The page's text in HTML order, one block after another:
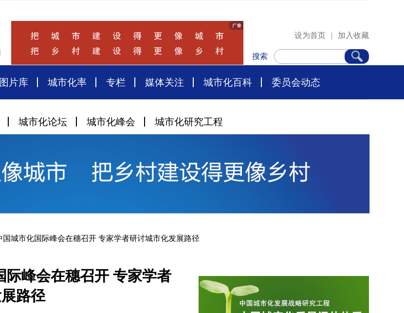
设为首页 | 加入收藏
搜索
图片库 城市化率 专栏 媒体关注 城市化百科 委员会动态
城市化论坛 城市化峰会 城市化研究工程
城市化国际峰会在穗召开 专家学者研讨城市化发展路径
峰会在穗召开 专家学者
路径